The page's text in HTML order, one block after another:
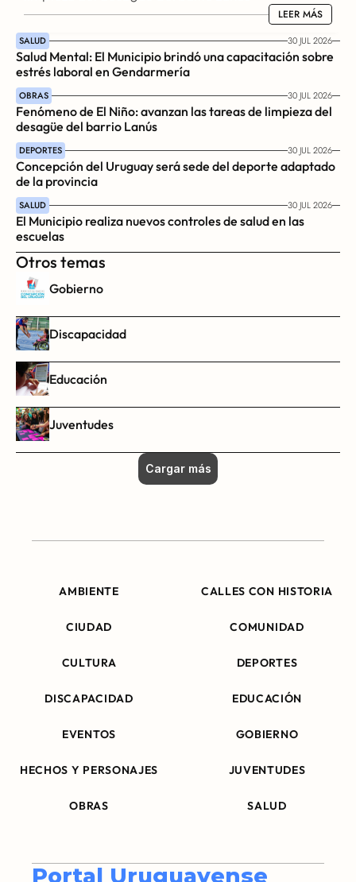
LEER MÁS
LEER MÁS
SALUD 30 JUL 2026
Salud Mental: El Municipio brindó una capacitación sobre
estrés laboral en Gendarmería
OBRAS 30 JUL 2026
Fenómeno de El Niño: avanzan las tareas de limpieza del
desagüe del barrio Lanús
DEPORTES 30 JUL 2026
Concepción del Uruguay será sede del deporte adaptado
de la provincia
SALUD 30 JUL 2026
El Municipio realiza nuevos controles de salud en las
escuelas
Otros temas
Gobierno
Discapacidad
Educación
Juventudes
Cargar más
AMBIENTE CALLES CON HISTORIA
CIUDAD COMUNIDAD
CULTURA DEPORTES
DISCAPACIDAD EDUCACIÓN
EVENTOS GOBIERNO
HECHOS Y PERSONAJES JUVENTUDES
OBRAS SALUD
Portal Uruguayense